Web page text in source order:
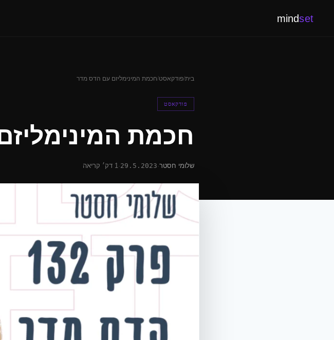
mindset
בית/פודקאסט/חכמת המינימליזם עם הדס מדר
פודקאסט
חכמת
שלומי חסטר·
29.5.2023
·1 דק׳ קריאה